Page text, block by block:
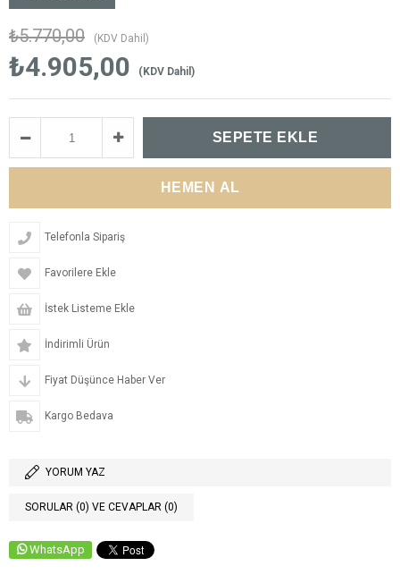
₺5.770,00 (KDV Dahil)
₺4.905,00 (KDV Dahil)
Telefonla Sipariş
Favorilere Ekle
İstek Listeme Ekle
İndirimli Ürün
Fiyat Düşünce Haber Ver
Kargo Bedava
YORUM YAZ
SORULAR (0) VE CEVAPLAR (0)
WhatsApp